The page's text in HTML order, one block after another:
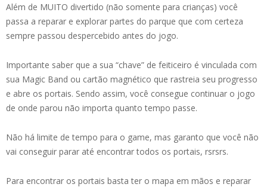
Além de MUITO divertido (não somente para crianças) você
passa a reparar e explorar partes do parque que com certeza
sempre passou despercebido antes do jogo.
Importante saber que a sua “chave” de feiticeiro é vinculada com
sua Magic Band ou cartão magnético que rastreia seu progresso
e abre os portais. Sendo assim, você consegue continuar o jogo
de onde parou não importa quanto tempo passe.
Não há limite de tempo para o game, mas garanto que você não
vai conseguir parar até encontrar todos os portais, rsrsrs.
Para encontrar os portais basta ter o mapa em mãos e reparar